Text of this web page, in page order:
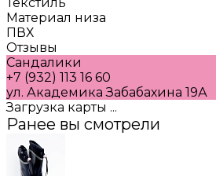
Материал низа
ПВХ
Отзывы
Сандалики
+7 (932) 113 16 60
ул. Академика Забабахина 19А
Загрузка карты ...
Ранее вы смотрели